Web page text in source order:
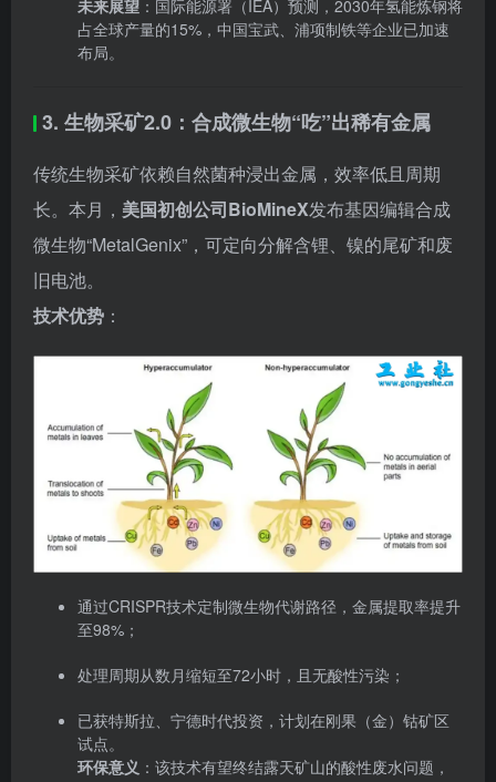
长。本月，美国初创公司BioMineX发布基因编辑合成
微生物“MetalGenix”，可定向分解含锂、镍的尾矿和废
技术优势：
通过CRISPR技术定制微生物代谢路径，金属提取率提升
至98%；
处理周期从数月缩短至72小时，且无酸性污染；
已获特斯拉、宁德时代投资，计划在刚果（金）钴矿区
环保意义：该技术有望终结露天矿山的酸性废水问题，
推动“无痕采矿”理念。
4. 工业元宇宙：数字孪生赋能全球资源协同
资源密集型企业的跨国协作常受制于数据孤岛。本月，
西门子与力拓集团（Rio Tinto）联合推出